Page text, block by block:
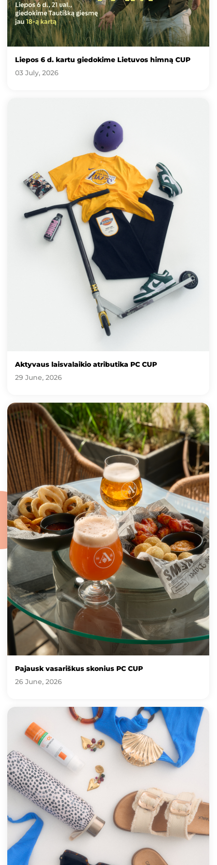
Liepos 6 d. kartu giedokime Lietuvos himną CUP
03 July, 2026
Aktyvaus laisvalaikio atributika PC CUP
29 June, 2026
Pajausk vasariškus skonius PC CUP
26 June, 2026